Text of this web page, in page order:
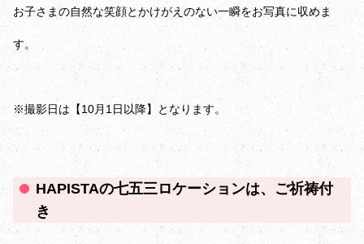
お子さまの自然な笑顔とかけがえのない一瞬をお写真に収めま
す。
※撮影日は【10月1日以降】となります。
HAPISTAの七五三ロケーションは、ご祈祷付
き